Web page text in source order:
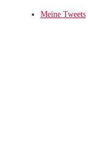
Meine Tweets